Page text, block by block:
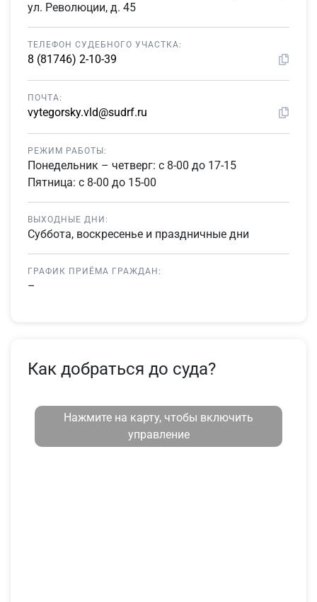
ул. Революции, д. 45
ТЕЛЕФОН СУДЕБНОГО УЧАСТКА:
8 (81746) 2-10-39
ПОЧТА:
vytegorsky.vld@sudrf.ru
РЕЖИМ РАБОТЫ:
Понедельник – четверг: с 8-00 до 17-15
Пятница: с 8-00 до 15-00
ВЫХОДНЫЕ ДНИ:
Суббота, воскресенье и праздничные дни
ГРАФИК ПРИЁМА ГРАЖДАН:
–
Как добраться до суда?
Нажмите на карту, чтобы включить
управление